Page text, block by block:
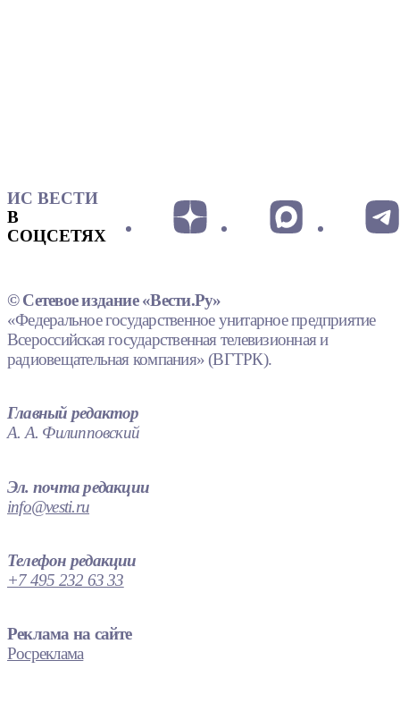
ИС ВЕСТИ
В
СОЦСЕТЯХ
© Сетевое издание «Вести.Ру»
«Федеральное государственное унитарное предприятие
Всероссийская государственная телевизионная и
радиовещательная компания» (ВГТРК).
Главный редактор
А. А. Филипповский
Эл. почта редакции
info@vesti.ru
Телефон редакции
+7 495 232 63 33
Реклама на сайте
Росреклама